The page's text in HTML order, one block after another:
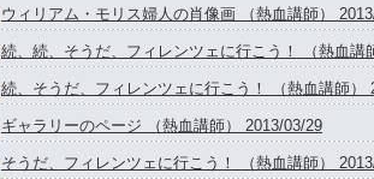
ウィリアム・モリス婦人の肖像画 （熱血講師）
続、続、そうだ、フィレンツェに行こう！ （熱血講
続、そうだ、フィレンツェに行こう！ （熱血講師）
ギャラリーのページ （熱血講師） 2013/03/29
そうだ、フィレンツェに行こう！ （熱血講師）